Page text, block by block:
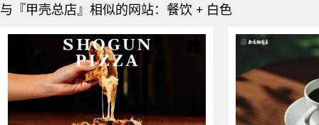
与『甲壳总店』相似的网站：餐饮 + 白色